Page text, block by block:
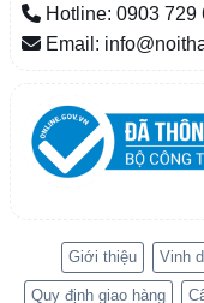
Hotline: 0903
Email:
Giới thiệu Vinh
Quy định giao hàng